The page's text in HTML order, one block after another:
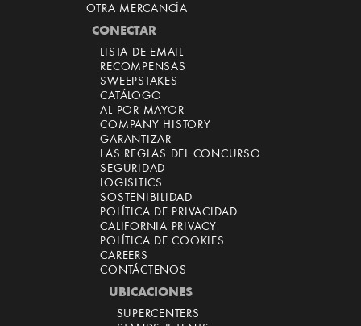
OTRA MERCANCÍA
CONECTAR
LISTA DE EMAIL
RECOMPENSAS
SWEEPSTAKES
CATÁLOGO
AL POR MAYOR
COMPANY HISTORY
GARANTIZAR
LAS REGLAS DEL CONCURSO
SEGURIDAD
LOGISITICS
SOSTENIBILIDAD
POLÍTICA DE PRIVACIDAD
CALIFORNIA PRIVACY
POLÍTICA DE COOKIES
CAREERS
CONTÁCTENOS
UBICACIONES
SUPERCENTERS